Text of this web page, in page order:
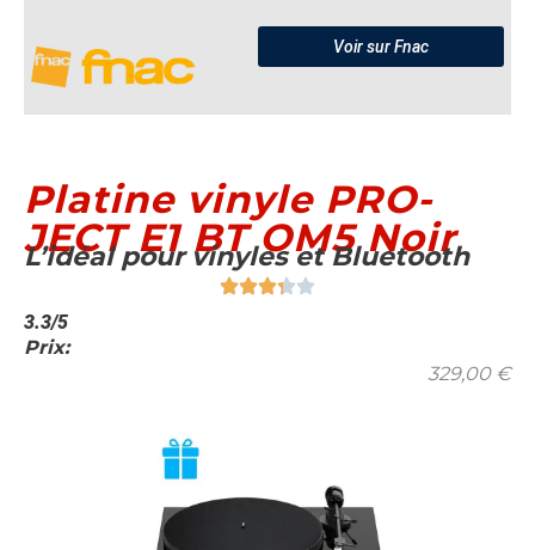
Voir sur Fnac
Platine vinyle PRO-
JECT E1 BT OM5 Noir
L’idéal pour vinyles et Bluetooth
3.3/5
Prix:
329,00 €